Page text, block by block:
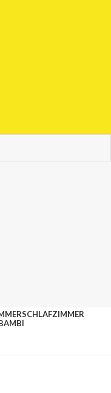
SCHLAFZIMMER